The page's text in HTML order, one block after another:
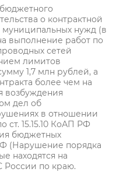
о контрактной
муниципальных нужд (в
выполнение работ по
сетей
лимитов
1,7 млн рублей, а
более чем на
возбуждения
дел об
в отношении
ст. 15.15.10 КоАП РФ
бюджетных
(Нарушение порядка
находятся на
России по краю.